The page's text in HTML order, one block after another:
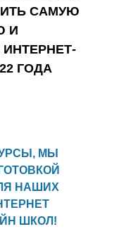
САМУЮ
И
ГОДА
МЫ
НАШИХ
ШКОЛ!